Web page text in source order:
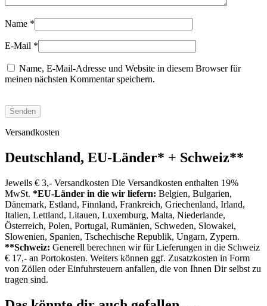
Name *
E-Mail *
Name, E-Mail-Adresse und Website in diesem Browser für
meinen nächsten Kommentar speichern.
Versandkosten
Deutschland, EU-Länder* + Schweiz**
Jeweils € 3,- Versandkosten Die Versandkosten enthalten 19%
MwSt. *EU-Länder in die wir liefern: Belgien, Bulgarien,
Dänemark, Estland, Finnland, Frankreich, Griechenland, Irland,
Italien, Lettland, Litauen, Luxemburg, Malta, Niederlande,
Österreich, Polen, Portugal, Rumänien, Schweden, Slowakei,
Slowenien, Spanien, Tschechische Republik, Ungarn, Zypern.
**Schweiz: Generell berechnen wir für Lieferungen in die Schweiz
€ 17,- an Portokosten. Weiters können ggf. Zusatzkosten in Form
von Zöllen oder Einfuhrsteuern anfallen, die von Ihnen Dir selbst zu
tragen sind.